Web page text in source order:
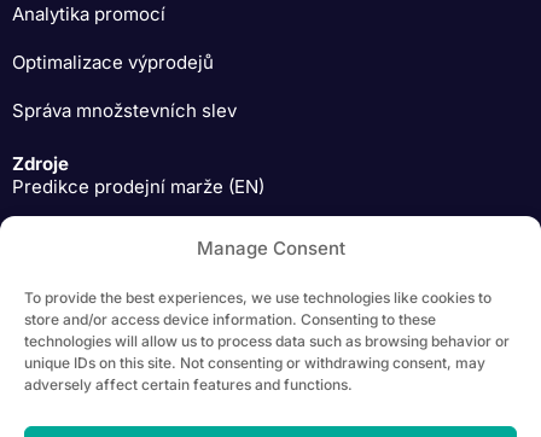
Manage Consent
To provide the best experiences, we use technologies like cookies to
store and/or access device information. Consenting to these
technologies will allow us to process data such as browsing behavior or
unique IDs on this site. Not consenting or withdrawing consent, may
adversely affect certain features and functions.
Analytika promocí
Optimalizace výprodejů
Správa množstevních slev
Zdroje
Predikce prodejní marže (EN)
Copyright 2026 Yieldigo, s.r.o. | Všechna práva vyhrazena |